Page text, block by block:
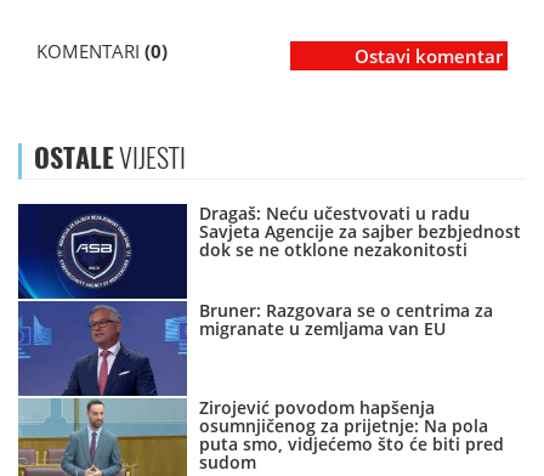
KOMENTARI (0) Ostavi komentar
OSTALEVIJESTI
Dragaš: Neću učestvovati u radu
Savjeta Agencije za sajber bezbjednost
dok se ne otklone nezakonitosti
Bruner: Razgovara se o centrima za
migranate u zemljama van EU
Zirojević povodom hapšenja
osumnjičenog za prijetnje: Na pola
puta smo, vidjećemo što će biti pred
sudom